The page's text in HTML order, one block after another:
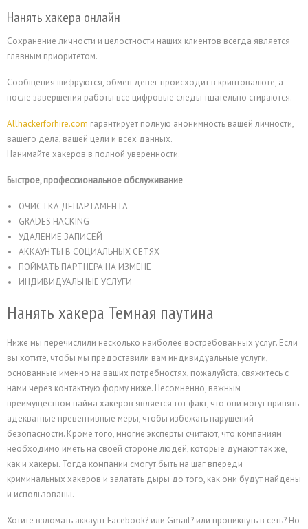
Нанять хакера онлайн
Сохранение личности и целостности наших клиентов всегда является
главным приоритетом.
Сообщения шифруются, обмен денег происходит в криптовалюте, а
после завершения работы все цифровые следы тщательно стираются.
Allhackerforhire.com гарантирует полную анонимность вашей личности,
вашего дела, вашей цели и всех данных.
Нанимайте хакеров в полной уверенности.
Быстрое, профессиональное обслуживание
ОЧИСТКА ДЕПАРТАМЕНТА
GRADES HACKING
УДАЛЕНИЕ ЗАПИСЕЙ
АККАУНТЫ В СОЦИАЛЬНЫХ СЕТЯХ
ПОЙМАТЬ ПАРТНЕРА НА ИЗМЕНЕ
ИНДИВИДУАЛЬНЫЕ УСЛУГИ
Нанять хакера Темная паутина
Ниже мы перечислили несколько наиболее востребованных услуг. Если
вы хотите, чтобы мы предоставили вам индивидуальные услуги,
основанные именно на ваших потребностях, пожалуйста, свяжитесь с
нами через контактную форму ниже. Несомненно, важным
преимуществом найма хакеров является тот факт, что они могут принять
адекватные превентивные меры, чтобы избежать нарушений
безопасности. Кроме того, многие эксперты считают, что компаниям
необходимо иметь на своей стороне людей, которые думают так же,
как и хакеры. Тогда компании смогут быть на шаг впереди
криминальных хакеров и залатать дыры до того, как они будут найдены
и использованы.
Хотите взломать аккаунт Facebook? или Gmail? или проникнуть в сеть? Но